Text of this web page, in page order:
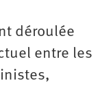
déroulée
entre les